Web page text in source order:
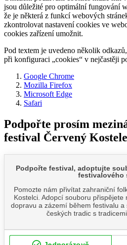
jsou důležité pro optimální fungování
že je některá z funkcí webových
zkontrolovat nastavení cookies ve
cookies zařízení umožnit.
Pod textem je uvedeno několik
při konfiguraci „cookies“ v nejčastěji
Google Chrome
Mozilla Firefox
Microsoft Edge
Safari
Podpořte prosím
festival Červený